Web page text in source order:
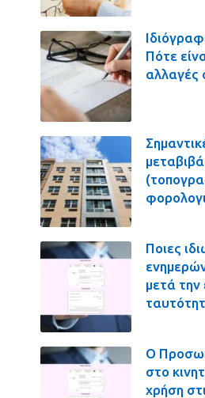
Πότε
αλλαγές
Ποιες
μετά την
Ο
στο
χρήση